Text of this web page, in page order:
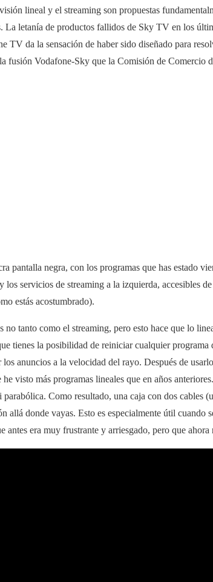
lineal y el streaming son propuestas
La letanía de productos fallidos de Sky TV en los
TV da la sensación de haber sido diseñado para
fusión Vodafone-Sky que la Comisión de Comercio
pantalla negra, con los programas que has estado
los servicios de streaming a la izquierda, accesibles
estás acostumbrado).
no tanto como el streaming, pero esto hace que lo
tienes la posibilidad de reiniciar cualquier
anuncios a la velocidad del rayo. Después de
he visto más programas lineales que en años
parabólica. Como resultado, una caja con dos
allá donde vayas. Esto es especialmente útil cuando
antes era muy frustrante y arriesgado, pero que